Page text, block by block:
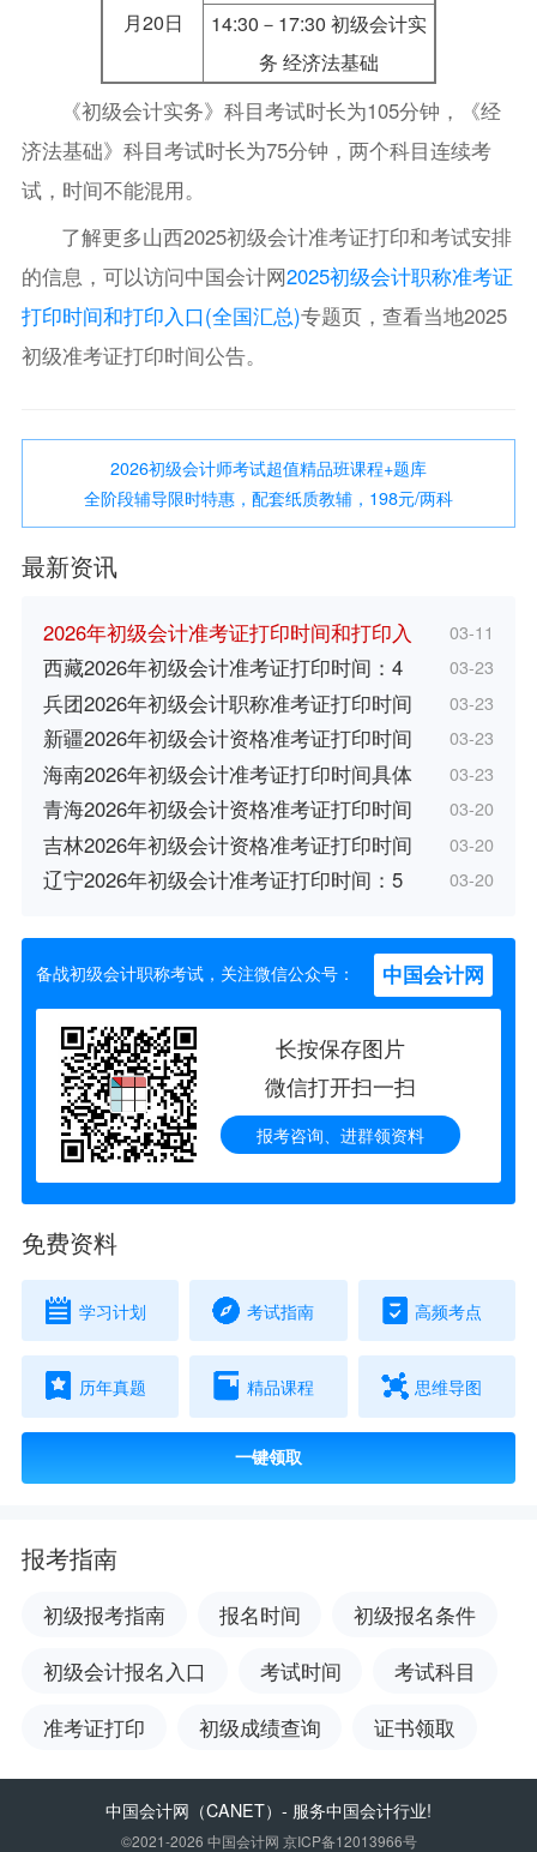
月20日
14:30－17:30 初级会计实
务 经济法基础
《初级会计实务》科目考试时长为105分钟，《经
济法基础》科目考试时长为75分钟，两个科目连续考
试，时间不能混用。
了解更多山西2025初级会计准考证打印和考试安排
的信息，可以访问中国会计网2025初级会计职称准考证
打印时间和打印入口(全国汇总)专题页，查看当地2025
初级准考证打印时间公告。
2026初级会计师考试超值精品班课程+题库
全阶段辅导限时特惠，配套纸质教辅，198元/两科
最新资讯
2026年初级会计准考证打印时间和打印入 03-11
西藏2026年初级会计准考证打印时间：4 03-23
兵团2026年初级会计职称准考证打印时间 03-23
新疆2026年初级会计资格准考证打印时间 03-23
海南2026年初级会计准考证打印时间具体 03-23
青海2026年初级会计资格准考证打印时间 03-20
吉林2026年初级会计资格准考证打印时间 03-20
辽宁2026年初级会计准考证打印时间：5 03-20
备战初级会计职称考试，关注微信公众号： 中国会计网
长按保存图片
微信打开扫一扫
报考咨询、进群领资料
免费资料
学习计划 考试指南 高频考点
历年真题 精品课程 思维导图
一键领取
报考指南
初级报考指南 报名时间
初级报名条件
初级会计报名入口
考试时间
考试科目
准考证打印
初级成绩查询 证书领取
中国会计网 （CANET）- 服务中国会计行业!
©2021-2026 中国会计网 京ICP备12013966号